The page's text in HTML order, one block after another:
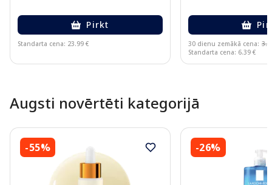
Pirkt
Standarta cena: 23.99 € 30 dienu zemākā cena:
Standarta cena: 6.39 €
Augsti novērtēti kategorijā
-55% -26%